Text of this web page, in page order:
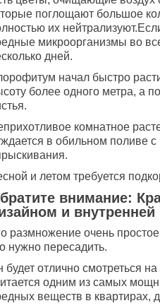
поглощают большое
их
микроорганизмы во
дней.
начал быстро
более одного метра, а
комнатное
в обильном поливе
и летом требуется
внимание:
и внутренней
размножение очень
нужно пересадить.
будет отлично смотреться
одним из самых
веществ в квартирах,